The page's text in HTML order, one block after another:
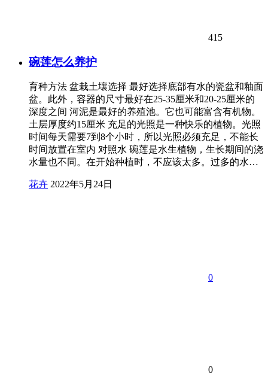
415
碗莲怎么养护
育种方法 盆栽土壤选择 最好选择底部有水的瓷盆和釉面
盆。此外，容器的尺寸最好在25-35厘米和20-25厘米的
深度之间 河泥是最好的养殖池。它也可能富含有机物。
土层厚度约15厘米 充足的光照是一种快乐的植物。光照
时间每天需要7到8个小时，所以光照必须充足，不能长
时间放置在室内 对照水 碗莲是水生植物，生长期间的浇
水量也不同。在开始种植时，不应该太多。过多的水…
花卉 2022年5月24日
0
0